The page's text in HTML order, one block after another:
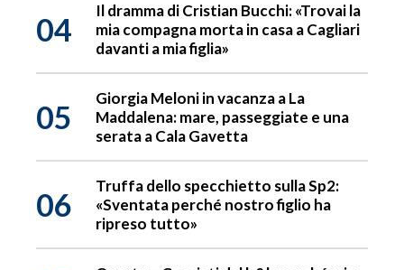
04
Il dramma di Cristian Bucchi: «Trovai la
mia compagna morta in casa a Cagliari
davanti a mia figlia»
05
Giorgia Meloni in vacanza a La
Maddalena: mare, passeggiate e una
serata a Cala Gavetta
06
Truffa dello specchietto sulla Sp2:
«Sventata perché nostro figlio ha
ripreso tutto»